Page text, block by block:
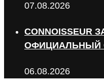
07.08.2026
CONNOISSEUR
ОФИЦИАЛЬНЫЙ
06.08.2026